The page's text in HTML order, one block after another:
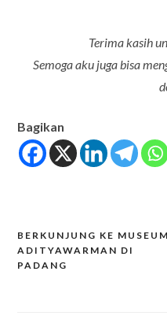
Terima kasih
Semoga aku juga bisa
Bagikan
Post
navigation
BERKUNJUNG KE MUSEUM
ADITYAWARMAN DI
PADANG